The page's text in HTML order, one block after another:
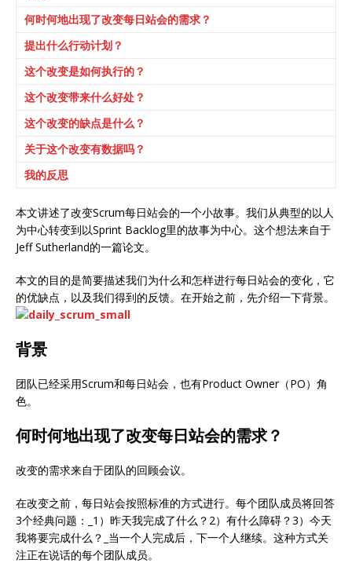
何时何地出现了改变每日站会的需求？
提出什么行动计划？
这个改变是如何执行的？
这个改变带来什么好处？
这个改变的缺点是什么？
关于这个改变有数据吗？
我的反思
本文讲述了改变Scrum每日站会的一个小故事。我们从典型的以人
为中心转变到以Sprint Backlog里的故事为中心。这个想法来自于
Jeff Sutherland的一篇论文。
本文的目的是简要描述我们为什么和怎样进行每日站会的变化，它
的优缺点，以及我们得到的反馈。在开始之前，先介绍一下背景。
背景
团队已经采用Scrum和每日站会，也有Product Owner（PO）角
色。
何时何地出现了改变每日站会的需求？
改变的需求来自于团队的回顾会议。
在改变之前，每日站会按照标准的方式进行。每个团队成员将回答
3个经典问题：_1）昨天我完成了什么？2）有什么障碍？3）今天
我将要完成什么？_当一个人完成后，下一个人继续。这种方式关
注正在说话的每个团队成员。